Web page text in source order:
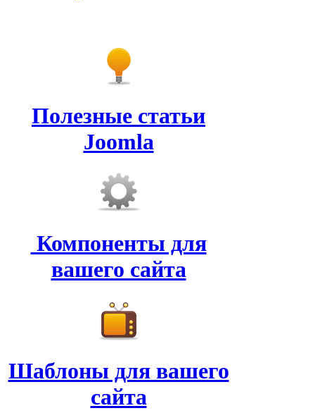
Полезные статьи
Joomla
Компоненты для
вашего сайта
Шаблоны для вашего
сайта